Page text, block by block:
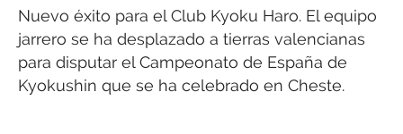
Nuevo éxito para el Club Kyoku Haro. El equipo
jarrero se ha desplazado a tierras valencianas
para disputar el Campeonato de España de
Kyokushin que se ha celebrado en Cheste.